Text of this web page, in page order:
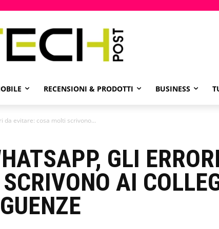
RECENSIONI & PRODOTTI BUSINESS
da evitare: cosa molti scrivono...
GLI
AI